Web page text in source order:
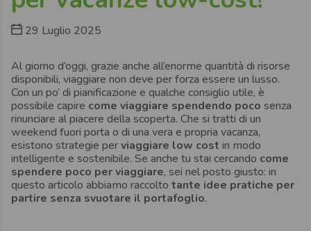
29 Luglio 2025
Al giorno d’oggi, grazie anche all’enorme quantità di risorse
disponibili, viaggiare non deve per forza essere un lusso.
Con un po’ di pianificazione e qualche consiglio utile, è
possibile capire come viaggiare spendendo poco senza
rinunciare al piacere della scoperta. Che si tratti di un
weekend fuori porta o di una vera e propria vacanza,
esistono strategie perviaggiare low cost in modo
intelligente e sostenibile. Se anche tu stai cercando come
spendere poco per viaggiare, sei nel posto giusto: in
questo articolo abbiamo raccolto tante idee pratiche per
partire senza svuotare il portafoglio.